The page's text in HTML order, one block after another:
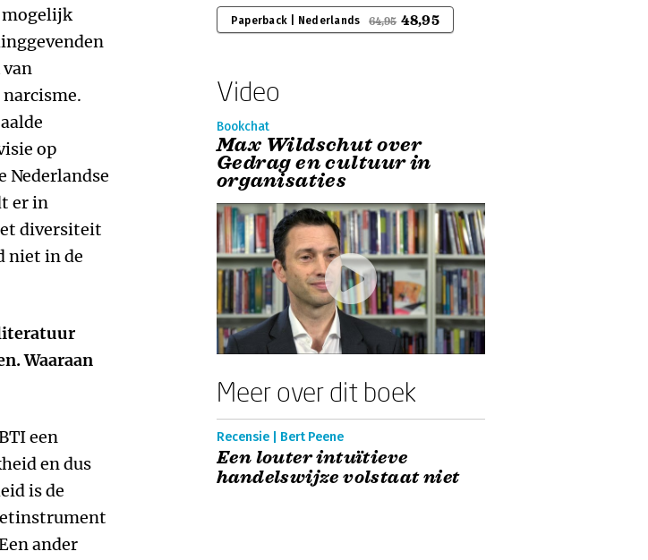
mogelijk
op
Nederlandse
er in
diversiteit
niet in de
Waaraan
een
en dus
is de
ander
Paperback | Nederlands 64,95 48,95
Video
Bookchat
Max Wildschut over
Gedrag en cultuur in
organisaties
Meer over dit boek
Recensie | Bert Peene
Een louter intuïtieve
handelswijze volstaat niet